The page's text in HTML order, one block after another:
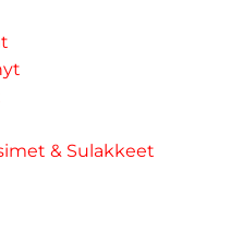
& Sulakkeet